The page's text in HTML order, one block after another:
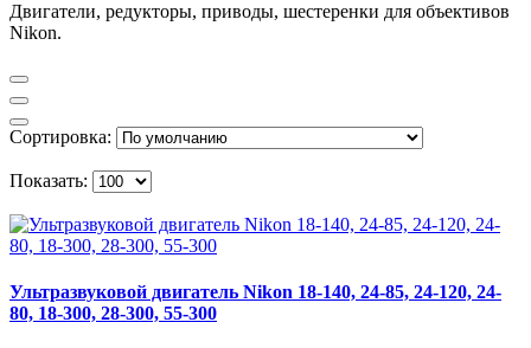
Двигатели, редукторы, приводы, шестеренки для объективов
Nikon.
Сортировка:
Показать:
Ультразвуковой двигатель Nikon 18-140, 24-85, 24-120, 24-
80, 18-300, 28-300, 55-300